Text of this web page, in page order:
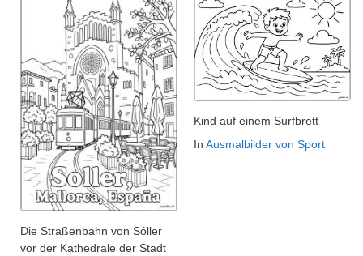
Die Straßenbahn von Sóller
vor der Kathedrale der Stadt
Kind auf einem Surfbrett
In Ausmalbilder von Sport